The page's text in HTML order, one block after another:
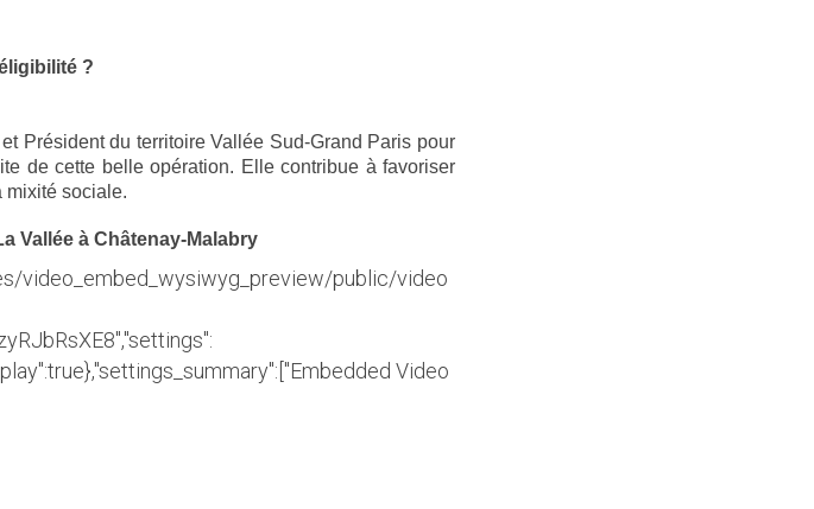
?
Président du territoire Vallée Sud-Grand Paris pour
de cette belle opération. Elle contribue à favoriser
mixité sociale.
Vallée à Châtenay-Malabry
video_embed_wysiwyg_preview/public/video
Video